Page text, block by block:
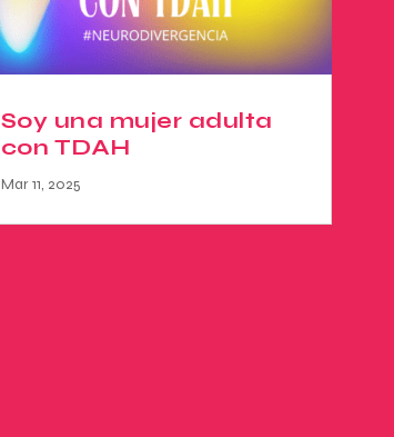
Soy una mujer adulta
con TDAH
Mar 11, 2025